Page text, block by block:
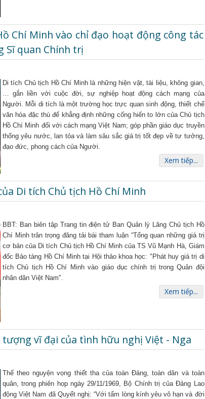
Chí Minh vào chỉ đạo hoạt động công tác
Sĩ quan Chính trị
Di tích Chủ tịch Hồ Chí Minh là những hiện vật, tài liệu, không gian,
… gắn liền với cuộc đời, sự nghiệp hoạt động cách mạng của
Người. Mỗi di tích là một trường học trực quan sinh động, thiết chế
văn hóa đặc thù để khẳng định những cống hiến to lớn của Chủ tịch
Hồ Chí Minh đối với cách mạng Việt Nam; góp phần giáo dục truyền
thống yêu nước, lan tỏa và làm sâu sắc giá trị tốt đẹp về tư tưởng,
đạo đức, phong cách của Người.
Xem tiếp...
Di tích Chủ tịch Hồ Chí Minh
BBT: Ban biên tập Trang tin điện tử Ban Quản lý Lăng Chủ tịch Hồ
Chí Minh trân trọng đăng tải bài tham luận “Tổng quan những giá trị
cơ bản của Di tích Chủ tịch Hồ Chí Minh của TS Vũ Mạnh Hà, Giám
đốc Bảo tàng Hồ Chí Minh tại Hội thảo khoa học: "Phát huy giá trị di
tích Chủ tịch Hồ Chí Minh vào giáo dục chính trị trong Quân đội
nhân dân Việt Nam".
Xem tiếp...
vĩ đại của tình hữu nghị Việt - Nga
Thể theo nguyện vọng thiết tha của toàn Đảng, toàn dân và toàn
quân, trong phiên họp ngày 29/11/1969, Bộ Chính trị của Đảng Lao
động Việt Nam đã Quyết nghị: “Với tấm lòng kính yêu vô hạn và đời